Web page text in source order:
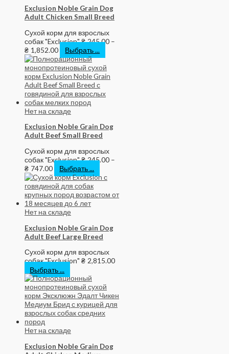
Exclusion Noble Grain Dog
Adult Chicken Small Breed
Сухой корм для взрослых
собак "Exclusion"₴ 245.00 –
₴ 1,852.00 Выбрать ...
Нет на складе
Exclusion Noble Grain Dog
Adult Beef Small Breed
Сухой корм для взрослых
собак "Exclusion"₴ 245.00 –
₴ 747.00 Выбрать ...
Нет на складе
Exclusion Noble Grain Dog
Adult Beef Large Breed
Сухой корм для взрослых
собак "Exclusion" ₴ 2,815.00
Выбрать ...
Нет на складе
Exclusion Noble Grain Dog